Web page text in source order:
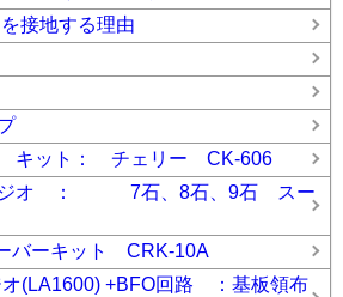
接地する理由
キット： チェリー CK-606
ジオ ： 7石、8石、9石 スー
バーキット CRK-10A
オ(LA1600) +BFO回路 ：基板領布